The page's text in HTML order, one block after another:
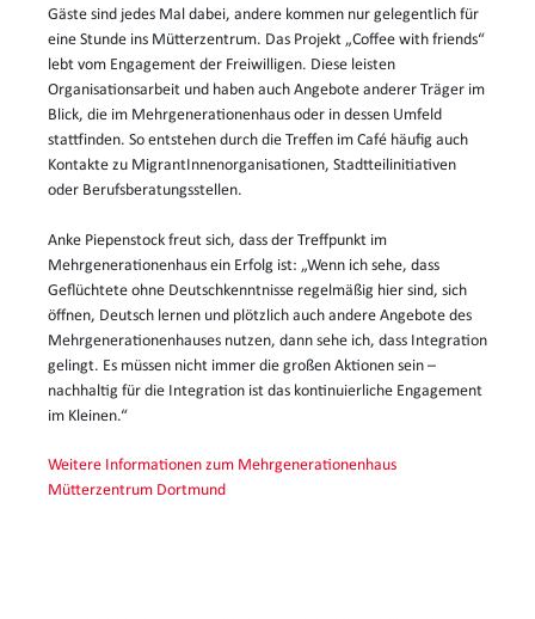
Gäste sind jedes Mal dabei, andere kommen nur gelegentlich für
eine Stunde ins Mütterzentrum. Das Projekt „Coffee with friends“
lebt vom Engagement der Freiwilligen. Diese leisten
Organisationsarbeit und haben auch Angebote anderer Träger im
Blick, die im Mehrgenerationenhaus oder in dessen Umfeld
stattfinden. So entstehen durch die Treffen im Café häufig auch
Kontakte zu MigrantInnenorganisationen, Stadtteilinitiativen
oder Berufsberatungsstellen.
Anke Piepenstock freut sich, dass der Treffpunkt im
Mehrgenerationenhaus ein Erfolg ist: „Wenn ich sehe, dass
Geflüchtete ohne Deutschkenntnisse regelmäßig hier sind, sich
öffnen, Deutsch lernen und plötzlich auch andere Angebote des
Mehrgenerationenhauses nutzen, dann sehe ich, dass Integration
gelingt. Es müssen nicht immer die großen Aktionen sein –
nachhaltig für die Integration ist das kontinuierliche Engagement
im Kleinen.“
Weitere Informationen zum Mehrgenerationenhaus
Mütterzentrum Dortmund